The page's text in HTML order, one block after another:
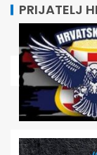
PRIJATELJ